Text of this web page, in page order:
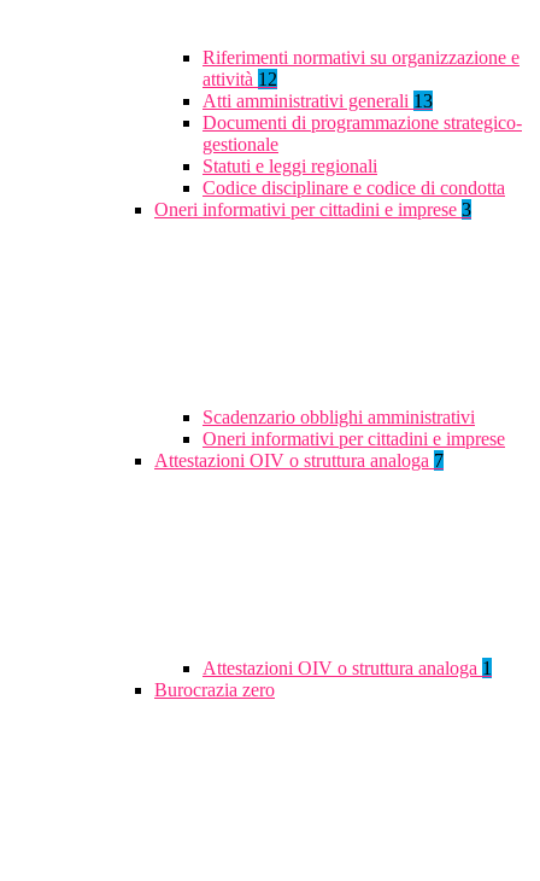
Riferimenti normativi su organizzazione e
attività 12
Atti amministrativi generali 13
Documenti di programmazione strategico-
gestionale
Statuti e leggi regionali
Codice disciplinare e codice di condotta
Oneri informativi per cittadini e imprese 3
Scadenzario obblighi amministrativi
Oneri informativi per cittadini e imprese
Attestazioni OIV o struttura analoga 7
Attestazioni OIV o struttura analoga 1
Burocrazia zero